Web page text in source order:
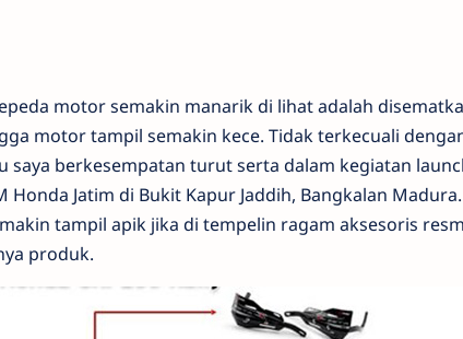
motor semakin manarik di lihat adalah
motor tampil semakin kece. Tidak terkecuali
saya berkesempatan turut serta dalam kegiatan
Jatim di Bukit Kapur Jaddih, Bangkalan Madura.
tampil apik jika di tempelin ragam aksesoris
produk.